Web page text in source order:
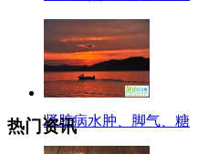
肾脏病水肿、脚气、糖
热门资讯